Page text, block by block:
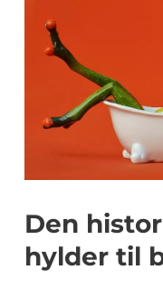
Den
hylder til